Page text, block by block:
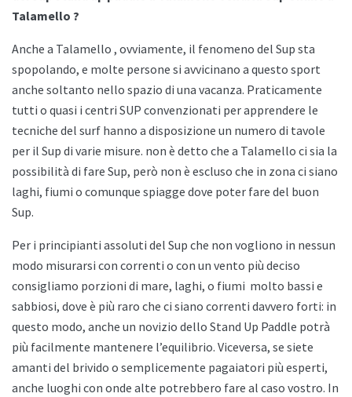
Talamello ?
Anche a Talamello , ovviamente, il fenomeno del Sup sta
spopolando, e molte persone si avvicinano a questo sport
anche soltanto nello spazio di una vacanza. Praticamente
tutti o quasi i centri SUP convenzionati per apprendere le
tecniche del surf hanno a disposizione un numero di tavole
per il Sup di varie misure. non è detto che a Talamello ci sia la
possibilità di fare Sup, però non è escluso che in zona ci siano
laghi, fiumi o comunque spiagge dove poter fare del buon
Sup.
Per i principianti assoluti del Sup che non vogliono in nessun
modo misurarsi con correnti o con un vento più deciso
consigliamo porzioni di mare, laghi, o fiumi molto bassi e
sabbiosi, dove è più raro che ci siano correnti davvero forti: in
questo modo, anche un novizio dello Stand Up Paddle potrà
più facilmente mantenere l’equilibrio. Viceversa, se siete
amanti del brivido o semplicemente pagaiatori più esperti,
anche luoghi con onde alte potrebbero fare al caso vostro. In